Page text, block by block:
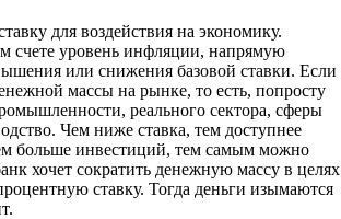
для воздействия на экономику.
счете уровень инфляции, напрямую
или снижения базовой ставки. Если
массы на рынке, то есть, попросту
реального сектора, сферы
Чем ниже ставка, тем доступнее
больше инвестиций, тем самым можно
хочет сократить денежную массу в целях
ставку. Тогда деньги изымаются